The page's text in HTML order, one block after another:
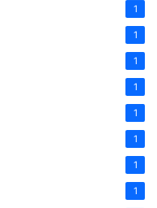
1
1
1
1
1
1
1
1